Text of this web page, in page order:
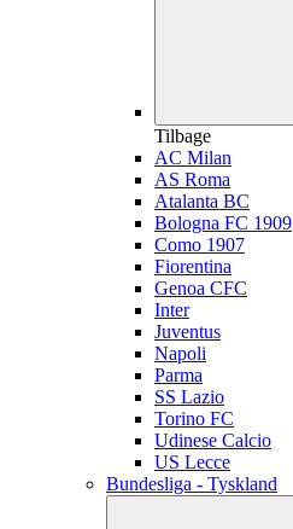
Tilbage
AC Milan
AS Roma
Atalanta BC
Bologna FC 1909
Como 1907
Fiorentina
Genoa CFC
Inter
Juventus
Napoli
Parma
SS Lazio
Torino FC
Udinese Calcio
US Lecce
Bundesliga - Tyskland